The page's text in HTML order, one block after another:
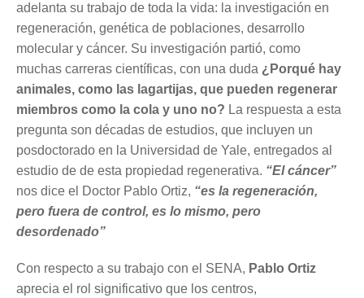
adelanta su trabajo de toda la vida: la investigación en
regeneración, genética de poblaciones, desarrollo
molecular y cáncer. Su investigación partió, como
muchas carreras científicas, con una duda ¿Porqué hay
animales, como las lagartijas, que pueden regenerar
miembros como la cola y uno no? La respuesta a esta
pregunta son décadas de estudios, que incluyen un
posdoctorado en la Universidad de Yale, entregados al
estudio de de esta propiedad regenerativa. “El cáncer”
nos dice el Doctor Pablo Ortiz, “es la regeneración,
pero fuera de control, es lo mismo, pero
desordenado”
Con respecto a su trabajo con el SENA, Pablo Ortiz
aprecia el rol significativo que los centros,